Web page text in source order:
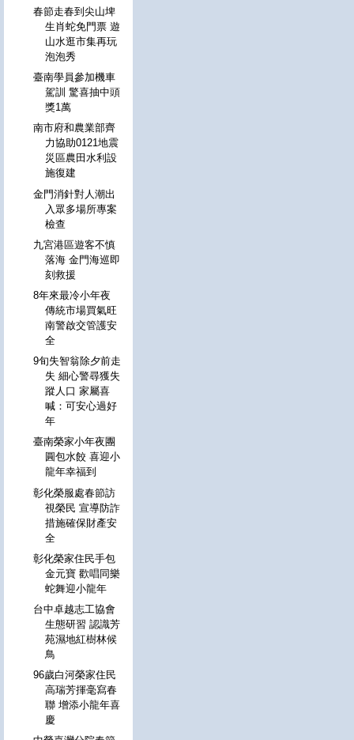
春節走春到尖山埤
生肖蛇免門票 遊
山水逛市集再玩
泡泡秀
臺南學員參加機車
駕訓 驚喜抽中頭
獎1萬
南市府和農業部齊
力協助0121地震
災區農田水利設
施復建
金門消針對人潮出
入眾多場所專案
檢查
九宮港區遊客不慎
落海 金門海巡即
刻救援
8年來最冷小年夜
傳統市場買氣旺
南警啟交管護安
全
9旬失智翁除夕前走
失 細心警尋獲失
蹤人口 家屬喜
喊：可安心過好
年
臺南榮家小年夜團
圓包水餃 喜迎小
龍年幸福到
彰化榮服處春節訪
視榮民 宣導防詐
措施確保財產安
全
彰化榮家住民手包
金元寶 歡唱同樂
蛇舞迎小龍年
台中卓越志工協會
生態研習 認識芳
苑濕地紅樹林候
鳥
96歲白河榮家住民
高瑞芳揮毫寫春
聯 增添小龍年喜
慶